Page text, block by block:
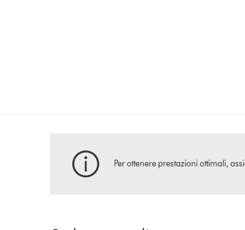
Per ottenere prestazioni ottimali,